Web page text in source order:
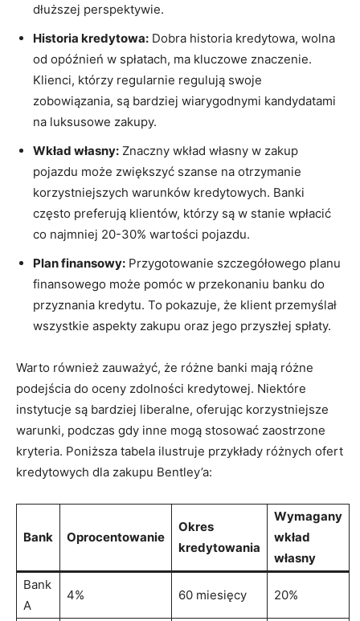
dłuższej perspektywie.
Historia kredytowa: Dobra historia kredytowa, ⁢wolna
od opóźnień w spłatach, ⁢ma ‍kluczowe​ znaczenie.
Klienci, którzy​ regularnie ⁣regulują swoje
zobowiązania, są bardziej wiarygodnymi kandydatami
⁣na luksusowe ⁣zakupy.
Wkład własny: Znaczny wkład ⁢własny w zakup
pojazdu może zwiększyć szanse na otrzymanie
korzystniejszych warunków kredytowych. Banki
często preferują klientów, którzy są ‌w stanie wpłacić
co najmniej 20-30%​ wartości pojazdu.
Plan finansowy: Przygotowanie szczegółowego planu
finansowego może ⁣pomóc ⁢w⁤ przekonaniu banku do⁢
przyznania kredytu. To pokazuje, że klient ‍przemyślał
wszystkie aspekty zakupu oraz jego przyszłej spłaty.
Warto ​również zauważyć, że różne ⁢banki ⁢mają różne
podejścia do oceny zdolności ⁢kredytowej.‌ Niektóre ​
instytucje są bardziej ​liberalne, oferując korzystniejsze
warunki, podczas gdy inne‌ mogą⁢ stosować zaostrzone
kryteria. Poniższa tabela ilustruje przykłady⁢ różnych ofert
​kredytowych ⁢dla zakupu Bentley’a:
Bank Oprocentowanie
Okres
kredytowania
Wymagany
⁣wkład
⁣własny
Bank
A
4% 60 ‍miesięcy 20%